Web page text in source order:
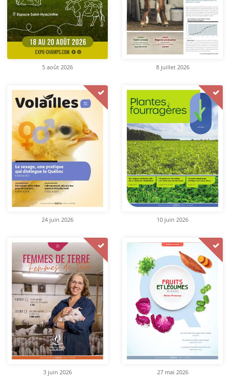
5 août 2026 8 juillet 2026
24 juin 2026 10 juin 2026
3 juin 2026 27 mai 2026